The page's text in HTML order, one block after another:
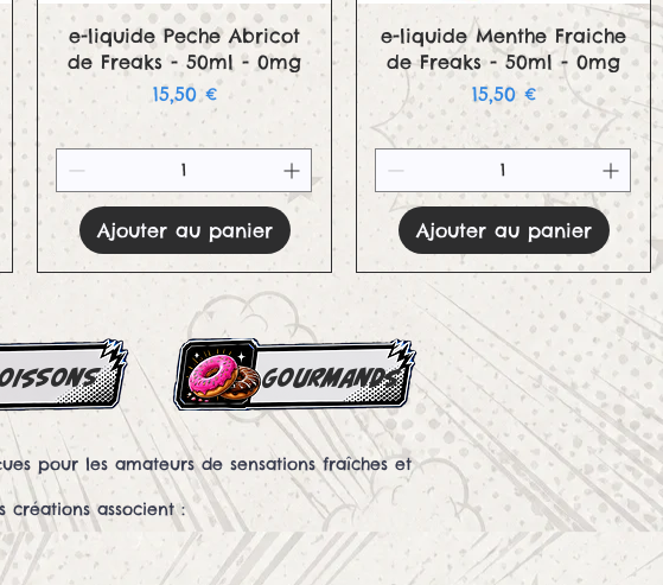
Aperçu rapide
e-liquide Peche Abricot
de Freaks - 50ml - 0mg
Prix
15,50 €
Ajouter au panier
Aperçu rapide
e-liquide Menthe Fraiche
de Freaks - 50ml - 0mg
Prix
15,50 €
Ajouter au panier
pour les amateurs de sensations fraîches et
créations associent :
gourmands